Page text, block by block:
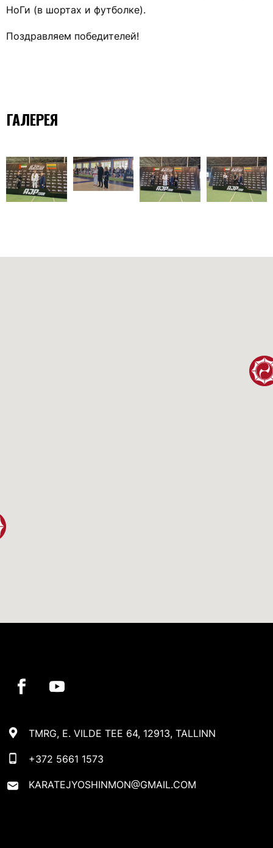
НоГи (в шортах и футболке).
Поздравляем победителей!
ГАЛЕРЕЯ
TMRG, E. VILDE TEE 64, 12913, TALLINN
+372 5661 1573
KARATEJYOSHINMON@GMAIL.COM